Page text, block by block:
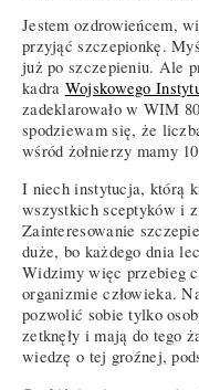
Jestem ozdrowieńcem,
przyjąć szczepionkę.
już po szczepieniu. Ale
kadra Wojskowego
zadeklarowało w WIM
spodziewam się, że
wśród żołnierzy mamy
I niech instytucja, którą
wszystkich sceptyków i
Zainteresowanie
duże, bo każdego dnia
Widzimy więc przebieg
organizmie człowieka.
pozwolić sobie tylko
zetknęły i mają do tego
wiedzę o tej groźnej,